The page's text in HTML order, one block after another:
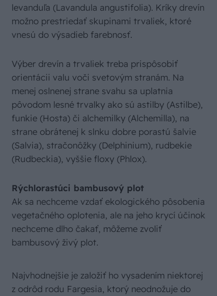
levanduľa (Lavandula angustifolia). Kríky drevín
možno prestriedať skupinami trvaliek, ktoré
vnesú do výsadieb farebnosť.
Výber drevín a trvaliek treba prispôsobiť
orientácii valu voči svetovým stranám. Na
menej oslnenej strane svahu sa uplatnia
pôvodom lesné trvalky ako sú astilby (Astilbe),
funkie (Hosta) či alchemilky (Alchemilla), na
strane obrátenej k slnku dobre porastú šalvie
(Salvia), stračonôžky (Delphinium), rudbekie
(Rudbeckia), vyššie floxy (Phlox).
Rýchlorastúci bambusový plot
Ak sa nechceme vzdať ekologického pôsobenia
vegetačného oplotenia, ale na jeho krycí účinok
nechceme dlho čakať, môžeme zvoliť
bambusový živý plot.
Najvhodnejšie je založiť ho vysadením niektorej
z odrôd rodu Fargesia, ktorý neodnožuje do